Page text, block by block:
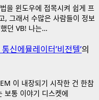
을 윈도우에 접목시켜 쉽게 프
, 그래서 수많은 사람들이 정보
던 VB! 나는…
신에뮬레이터’비전텔’의
이 내장되기 시작한 건 한참
보통 이야기 디스켓에